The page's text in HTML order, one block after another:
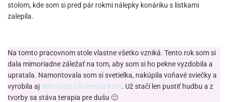
stolom, kde som si pred pár rokmi nálepky konáriku s lístkami
zalepila.
Na tomto pracovnom stole vlastne všetko vzniká. Tento rok som si
dala mimoriadne záležať na tom, aby som si ho pekne vyzdobila a
upratala. Namontovala som si svetielka, nakúpila voňavé sviečky a
vyrobila aj dekoráciu s kalendárikom. Už stačí len pustiť hudbu a z
tvorby sa stáva terapia pre dušu 🙂